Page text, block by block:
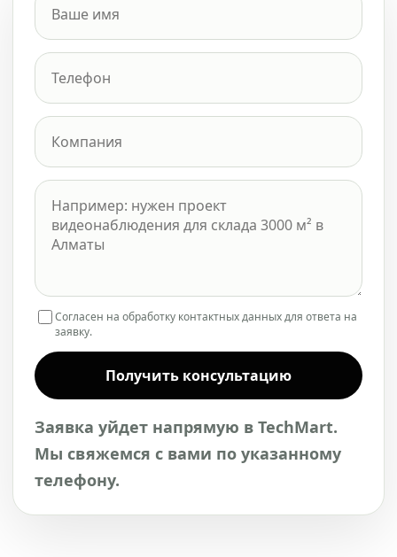
Согласен на обработку контактных данных для ответа на
заявку.
Получить консультацию
Заявка уйдет напрямую в TechMart.
Мы свяжемся с вами по указанному
телефону.